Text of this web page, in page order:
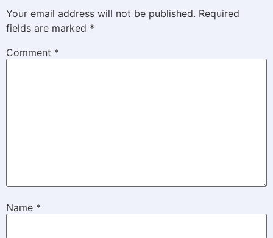
Your email address will not be published. Required
fields are marked *
Comment *
Name *